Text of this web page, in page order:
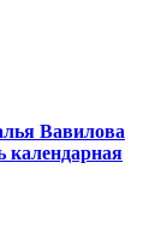
Вавилова
календарная